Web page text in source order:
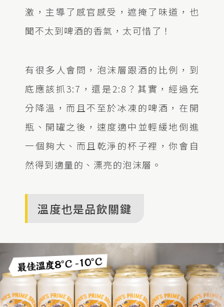
激，主導了感官感受，遮掩了味道，也
聞不太到啤酒的香氣，太可惜了！
有很多人會問，泡沫層跟酒的比例，到
底應該抓3:7，還是2:8？其實，經過充
分降溫，而且不至於冰凍的啤酒，在開
瓶、開罐之後，速度適中並輕緩地倒進
一個夠大、而且乾淨的杯子裡，你會自
然得到適量的、漂亮的泡沫層。
溫度也是品飲關鍵